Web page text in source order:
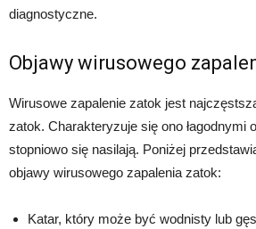
diagnostyczne.
Objawy wirusowego
Wirusowe zapalenie zatok jest
zatok. Charakteryzuje się ono łagodnymi
stopniowo się nasilają. Poniżej
objawy wirusowego zapalenia zatok:
Katar, który może być wodnisty lub